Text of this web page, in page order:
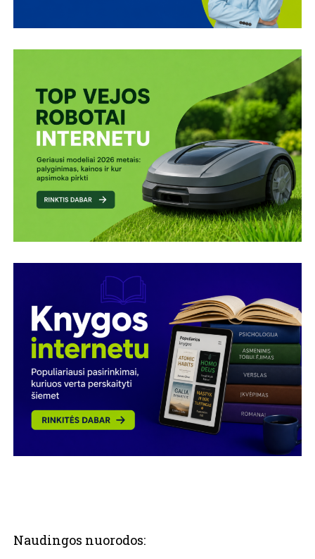
Naudingos nuorodos: